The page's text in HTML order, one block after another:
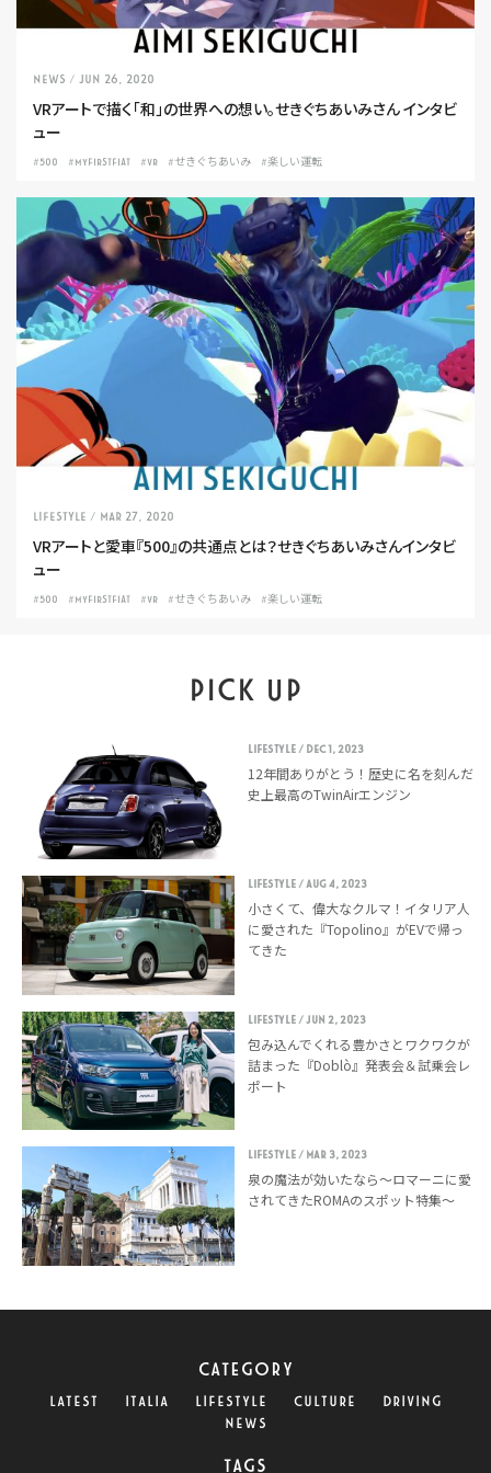
NEWS / Jun 26, 2020
VRアートで描く「和」の世界への想い。せきぐちあいみさん インタビ
ュー
#500 #MYFIRSTFIAT #VR #せきぐちあいみ #楽しい運転
LIFESTYLE / Mar 27, 2020
VRアートと愛車『500』の共通点とは？せきぐちあいみさんインタビ
ュー
#500 #MYFIRSTFIAT #VR #せきぐちあいみ #楽しい運転
PICK UP
LIFESTYLE / Dec 1, 2023
12年間ありがとう！歴史に名を刻んだ
史上最高のTwinAirエンジン
LIFESTYLE/ Aug 4, 2023
小さくて、偉大なクルマ！イタリア人
に愛された『Topolino』がEVで帰っ
てきた
LIFESTYLE / Jun 2, 2023
包み込んでくれる豊かさとワクワクが
詰まった『Doblò』発表会＆試乗会レ
ポート
LIFESTYLE/ Mar 3, 2023
泉の魔法が効いたなら〜ロマーニに愛
されてきたROMAのスポット特集〜
CATEGORY
LATEST ITALIA LIFESTYLE CULTURE
DRIVING
NEWS
TAGS